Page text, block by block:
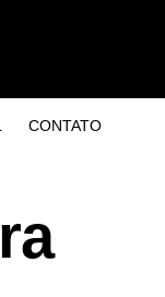
CONTATO